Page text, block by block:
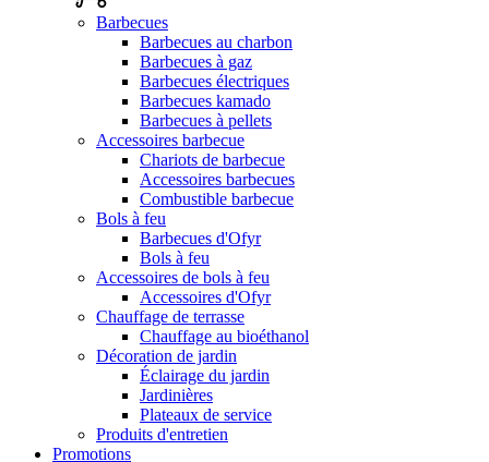
Barbecues
Barbecues au charbon
Barbecues à gaz
Barbecues électriques
Barbecues kamado
Barbecues à pellets
Accessoires barbecue
Chariots de barbecue
Accessoires barbecues
Combustible barbecue
Bols à feu
Barbecues d'Ofyr
Bols à feu
Accessoires de bols à feu
Accessoires d'Ofyr
Chauffage de terrasse
Chauffage au bioéthanol
Décoration de jardin
Éclairage du jardin
Jardinières
Plateaux de service
Produits d'entretien
Promotions